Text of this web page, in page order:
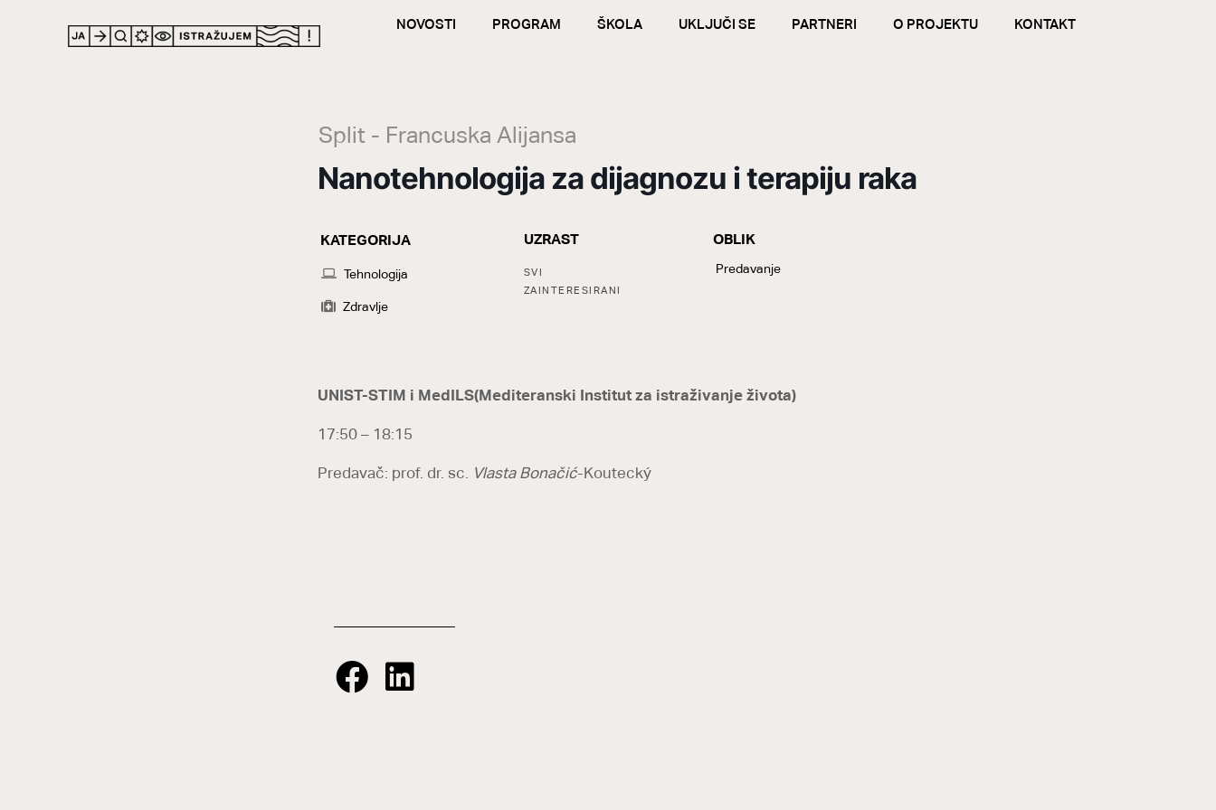
NOVOSTI PROGRAM ŠKOLA UKLJUČI SE PARTNERI O PROJEKTU KONTAKT
Split - Francuska Alijansa
Nanotehnologija za dijagnozu i terapiju raka
KATEGORIJA
CATEGORY
Tehnologija
Zdravlje
UZRAST
SVI
ZAINTERESIRANI
OBLIK
LABELS
Predavanje
UNIST-STIM i MedILS(Mediteranski Institut za istraživanje života)
17:50 – 18:15
Predavač: prof. dr. sc. Vlasta Bonačić-Koutecký